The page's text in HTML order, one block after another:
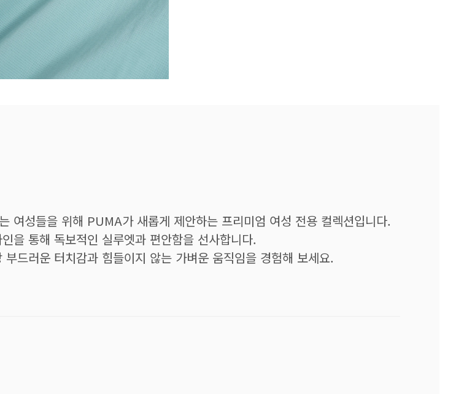
여성들을 위해 PUMA가 새롭게 제안하는 프리미엄 여성 전용 컬렉션입니다.
을 통해 독보적인 실루엣과 편안함을 선사합니다.
드러운 터치감과 힘들이지 않는 가벼운 움직임을 경험해 보세요.